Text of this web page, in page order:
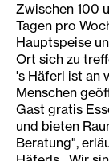
Zwischen 100
Tagen pro
Hauptspeise
Ort sich zu
's Häferl ist an
Menschen
Gast gratis
und bieten
Beratung",